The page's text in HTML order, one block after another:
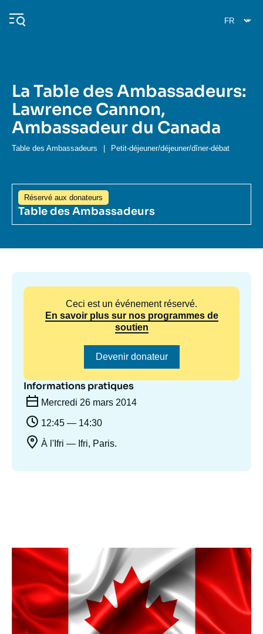
au
contenu
Navigation
principale
L'Ifri
Événements
Nous soutenir
À propos de l'Ifri
L'Ifri en bref
Recherches fréquentes
Proche-Orient
La Table des Ambassadeurs:
Lawrence Cannon,
Ambassadeur du Canada
Table des Ambassadeurs Petit-déjeuner/déjeuner/dîner-débat
Réservé aux donateurs
Table des Ambassadeurs
Image
Informations pratiques
Mercredi 26 mars 2014
12:45 — 14:30
À l'Ifri — Ifri, Paris.
Ceci est un événement réservé.
En savoir plus sur nos programmes de
soutien
Devenir donateur
Image